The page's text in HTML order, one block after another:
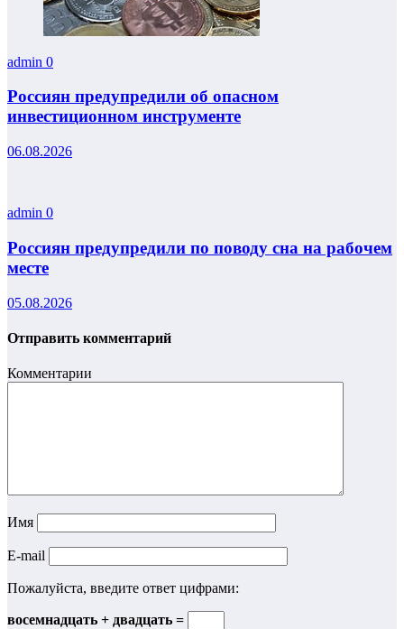
admin 0
Россиян предупредили об опасном
инвестиционном инструменте
06.08.2026
admin 0
Россиян предупредили по поводу сна на рабочем
месте
05.08.2026
Отправить комментарий
Комментарии
Имя
E-mail
Пожалуйста, введите ответ цифрами:
восемнадцать + двадцать =